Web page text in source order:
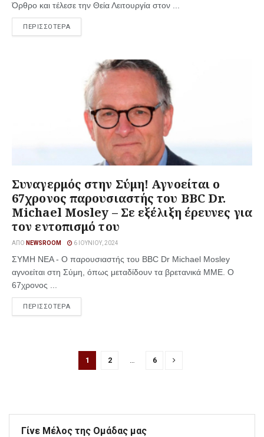
Όρθρο και τέλεσε την Θεία Λειτουργία στον ...
ΠΕΡΙΣΣΟΤΕΡΑ
Συναγερμός στην Σύμη! Αγνοείται ο
67χρονος παρουσιαστής του BBC Dr.
Michael Mosley – Σε εξέλιξη έρευνες για
τον εντοπισμό του
ΑΠΌ NEWSROOM 6 ΙΟΥΝΊΟΥ, 2024
ΣΥΜΗ ΝΕΑ - Ο παρουσιαστής του BBC Dr Michael Mosley
αγνοείται στη Σύμη, όπως μεταδίδουν τα βρετανικά ΜΜΕ. Ο
67χρονος ...
ΠΕΡΙΣΣΟΤΕΡΑ
1 2 … 6
Γίνε Μέλος της Ομάδας μας